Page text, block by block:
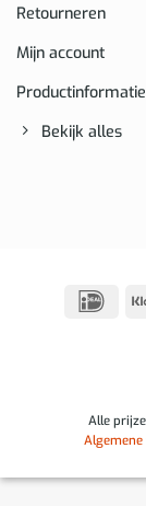
Retourneren
Mijn account
Productinformatie
Bekijk alles
Alle